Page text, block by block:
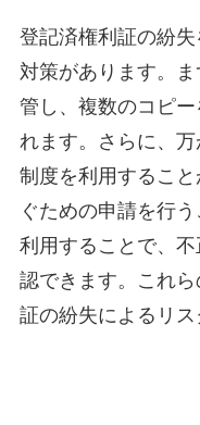
登記済権利証の紛
対策があります。
管し、複数のコピ
れます。さらに、
制度を利用するこ
ぐための申請を行
利用することで、
認できます。これ
証の紛失によるリス